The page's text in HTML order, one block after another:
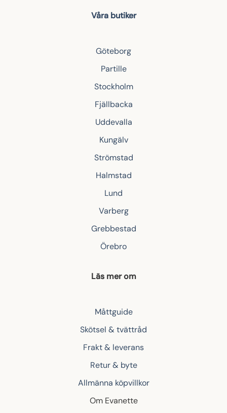
Våra butiker
Göteborg
Partille
Stockholm
Fjällbacka
Uddevalla
Kungälv
Strömstad
Halmstad
Lund
Varberg
Grebbestad
Örebro
Läs mer om
Måttguide
Skötsel & tvättråd
Frakt & leverans
Retur & byte
Allmänna köpvillkor
Om Evanette